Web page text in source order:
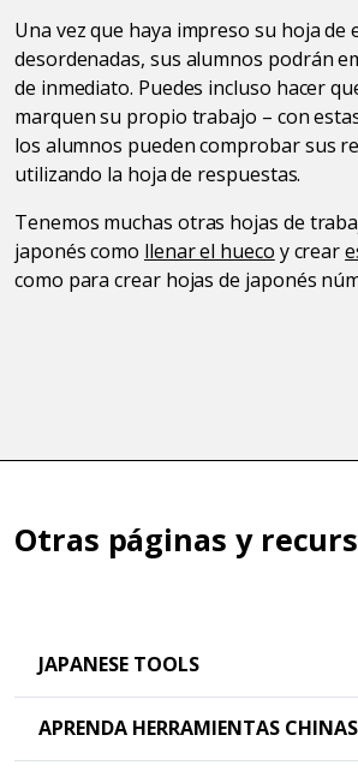
Una vez que haya impreso su hoja de
desordenadas, sus alumnos podrán
de inmediato. Puedes incluso hacer
marquen su propio trabajo – con
los alumnos pueden comprobar sus
utilizando la hoja de respuestas.
Tenemos muchas otras hojas de
japonés como llenar el hueco y crear
como para crear hojas de japonés
Otras páginas y
JAPANESE TOOLS
APRENDA HERRAMIENTAS CHINAS